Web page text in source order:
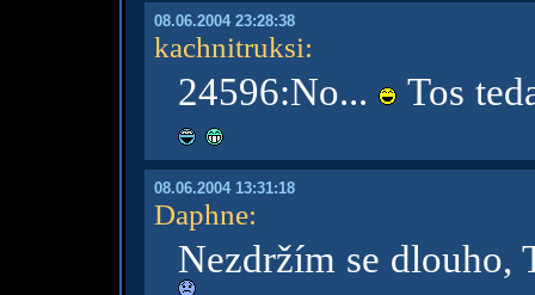
08.06.2004 23:28:38
kachnitruksi:
24596:No... Tos
08.06.2004 13:31:18
Daphne:
Nezdržím se dlouho,